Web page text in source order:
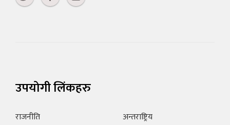
उपयोगी लिंकहरु
राजनीति
अन्तराष्ट्रिय